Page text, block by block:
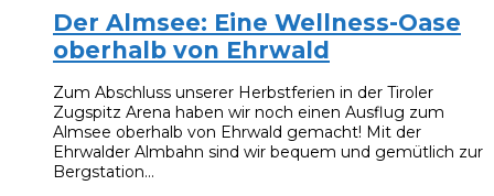
Der Almsee: Eine Wellness-Oase
oberhalb von Ehrwald
Zum Abschluss unserer Herbstferien in der Tiroler
Zugspitz Arena haben wir noch einen Ausflug zum
Almsee oberhalb von Ehrwald gemacht! Mit der
Ehrwalder Almbahn sind wir bequem und gemütlich zur
Bergstation…